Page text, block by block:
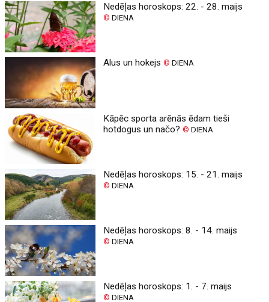
Nedēļas horoskops: 22. - 28. maijs
© DIENA
Alus un hokejs© DIENA
Kāpēc sporta arēnās ēdam tieši
hotdogus un načo?© DIENA
Nedēļas horoskops: 15. - 21. maijs
© DIENA
Nedēļas horoskops: 8. - 14. maijs
© DIENA
Nedēļas horoskops: 1. - 7. maijs
© DIENA